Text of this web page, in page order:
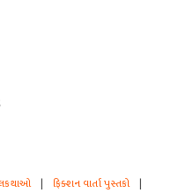
| ફિક્શન વાર્તા પુસ્તકો |